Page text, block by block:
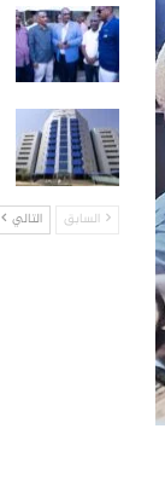
السابق التالي